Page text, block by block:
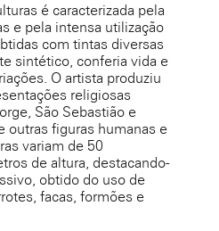
é caracterizada pela
e pela intensa utilização
com tintas diversas
sintético, conferia vida e
O artista produziu
religiosas
São Sebastião e
outras figuras humanas e
variam de 50
de altura, destacando-
obtido do uso de
facas, formões e